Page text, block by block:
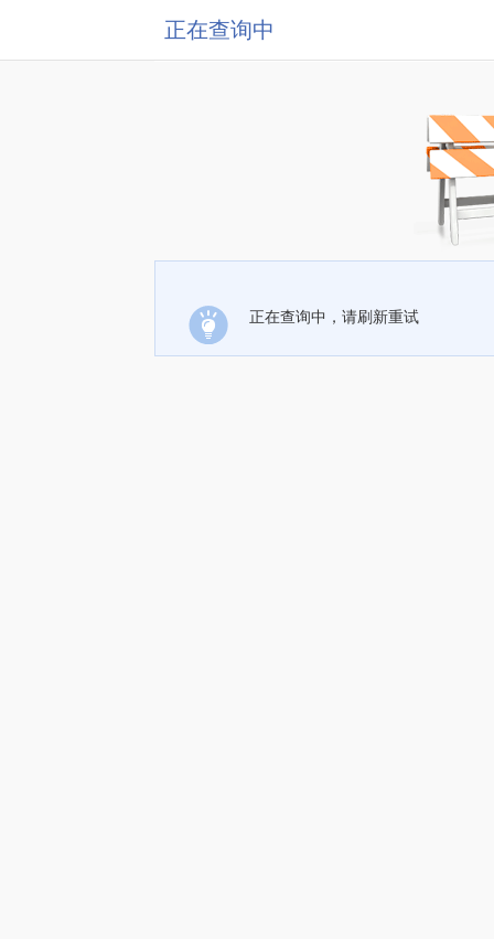
正在查询中
正在查询中，请刷新重试